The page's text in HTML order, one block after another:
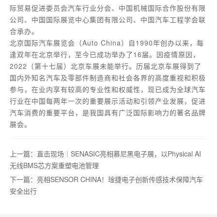
际贸易促进委员会汽车行业分会、中国机械国际合作股份有限
公司、中国国际展览中心集团有限公司、中国汽车工程学会联
合承办。
北京国际汽车展览会（Auto China）自1990年创办以来，每
逢双年在北京举行，至今已成功举办了16届。因疫情原因，
2022（第十七届）北京车展未能举行。历届北京车展得到了
国内外知名汽车及零部件制造商和社会各界的高度重视和积极
参与，在业内享有较高的专业性和权威性，现已成为全球汽车
行业在中国每两年一次的重要展示活动和引领产业发展，促进
汽车消费的重要平台，是我国具有广泛国际影响力的著名品牌
展会。
上一篇：直击现场｜SENASIC亮相慕尼黑电子展，以Physical AI
无线BMS芯方案重塑电池管理
下一篇：亮相SENSOR CHINA！琻捷电子创新传感技术保障汽车
安全出行